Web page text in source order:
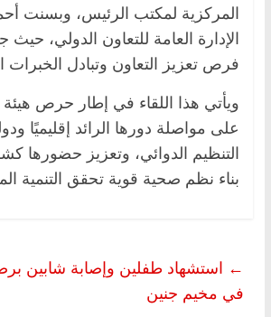
المركزية لمكتب الرئيس، وبسنت
الإدارة العامة للتعاون الدولي،
فرص تعزيز التعاون وتبادل الخبرات
ويأتي هذا اللقاء في إطار حرص هيئة
على مواصلة دورها الرائد إقليميًا
التنظيم الدوائي، وتعزيز حضورها
بناء نظم صحية قوية تحقق التنمية
← استشهاد طفلين وإصابة شابين
في مخيم جنين